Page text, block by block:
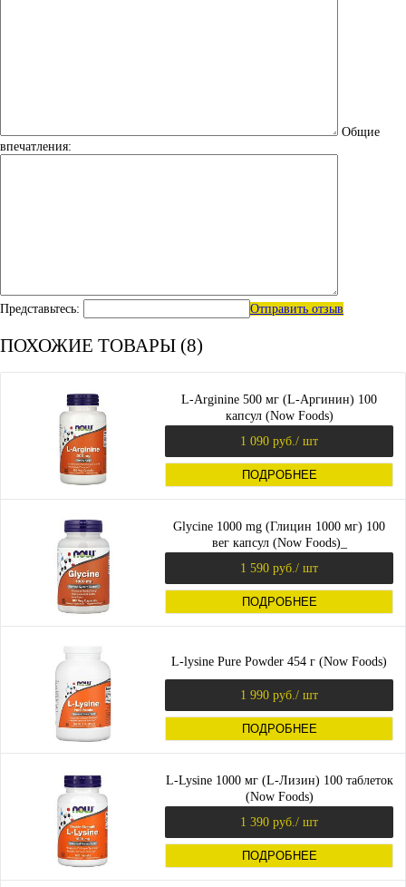
Общие
впечатления:
Представьтесь: Отправить отзыв
ПОХОЖИЕ ТОВАРЫ (8)
L-Arginine 500 мг (L-Аргинин) 100
капсул (Now Foods)
1 090 руб. / шт
ПОДРОБНЕЕ
Glycine 1000 mg (Глицин 1000 мг) 100
вег капсул (Now Foods)_
1 590 руб. / шт
ПОДРОБНЕЕ
L-lysine Pure Powder 454 г (Now Foods)
1 990 руб. / шт
ПОДРОБНЕЕ
L-Lysine 1000 мг (L-Лизин) 100 таблеток
(Now Foods)
1 390 руб. / шт
ПОДРОБНЕЕ